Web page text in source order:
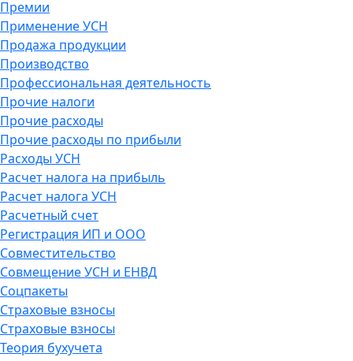
Премии
Применение УСН
Продажа продукции
Производство
Профессиональная деятельность
Прочие налоги
Прочие расходы
Прочие расходы по прибыли
Расходы УСН
Расчет налога на прибыль
Расчет налога УСН
Расчетный счет
Регистрация ИП и ООО
Совместительство
Совмещение УСН и ЕНВД
Соцпакеты
Страховые взносы
Страховые взносы
Теория бухучета